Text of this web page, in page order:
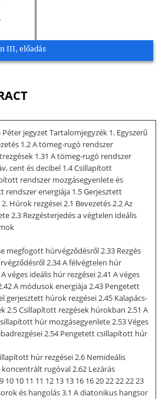
III, előadás
jegyzet Tartalomjegyzék 1. Egyszerű
1.2 A tömeg-rugó rendszer
1.31 A tömeg-rugó rendszer
cent és decibel 1.4 Csillapított
rendszer mozgásegyenlete és
rendszer energiája 1.5 Gerjesztett
2. Húrok rezgései 2.1 Bevezetés 2.2 Az
2.3 Rezgésterjedés a végtelen ideális
megfogott húrvégződésről 2.33 Rezgés
2.34 A félvégtelen húr
véges ideális húr rezgései 2.41 A véges
A módusok energiája 2.43 Pengetett
gerjesztett húrok rezgései 2.45 Kalapács-
2.5 Csillapított rezgések húrokban 2.51 A
húr mozgásegyenlete 2.53 Véges
2.54 Pengetett csillapított húr
húr rezgései 2.6 Nemideális
rugóval 2.62 Lezárás
10 11 11 12 13 13 16 16 20 22 22 22 23
és hangolás 3.1 A diatonikus hangsor